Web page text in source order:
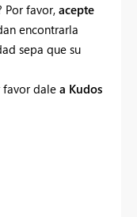
Por favor, acepte
encontrarla
sepa que su
favor dale a Kudos